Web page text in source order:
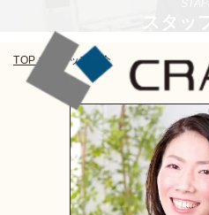
TOP> スタッフ紹介